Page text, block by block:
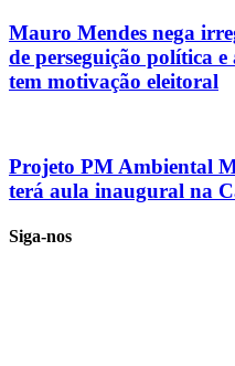
Mauro Mendes nega
de perseguição política
tem motivação eleitoral
Projeto PM Ambiental
terá aula inaugural na
Siga-nos